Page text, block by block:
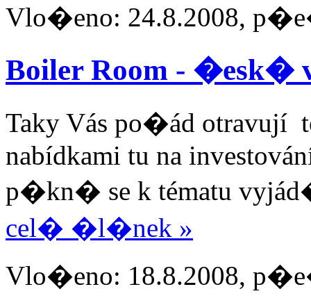
Vlo�eno: 24.8.2008,
Boiler Room - �esk�
Taky Vás po�ád otravují
nabídkami tu na
p�kn� se k tématu
cel� �l�nek »
Vlo�eno: 18.8.2008,